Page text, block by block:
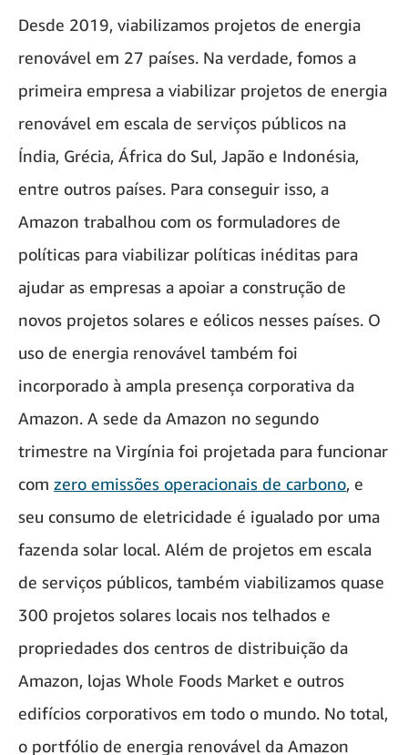
Desde 2019, viabilizamos projetos de energia
renovável em 27 países. Na verdade, fomos a
primeira empresa a viabilizar projetos de energia
renovável em escala de serviços públicos na
Índia, Grécia, África do Sul, Japão e Indonésia,
entre outros países. Para conseguir isso, a
Amazon trabalhou com os formuladores de
políticas para viabilizar políticas inéditas para
ajudar as empresas a apoiar a construção de
novos projetos solares e eólicos nesses países. O
uso de energia renovável também foi
incorporado à ampla presença corporativa da
Amazon. A sede da Amazon no segundo
trimestre na Virgínia foi projetada para funcionar
com zero emissões operacionais de carbono, e
seu consumo de eletricidade é igualado por uma
fazenda solar local. Além de projetos em escala
de serviços públicos, também viabilizamos quase
300 projetos solares locais nos telhados e
propriedades dos centros de distribuição da
Amazon, lojas Whole Foods Market e outros
edifícios corporativos em todo o mundo. No total,
o portfólio de energia renovável da Amazon